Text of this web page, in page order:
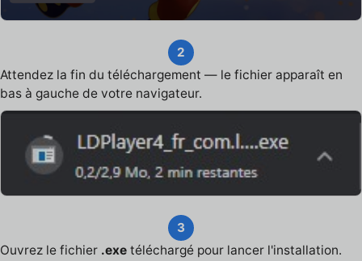
2
Attendez la fin du téléchargement — le fichier apparaît en
bas à gauche de votre navigateur.
3
Ouvrez le fichier .exe téléchargé pour lancer l'installation.